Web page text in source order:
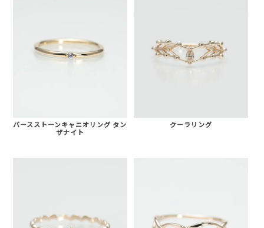
バースストーンキャニオリング タン
ザナイト
クーラリング